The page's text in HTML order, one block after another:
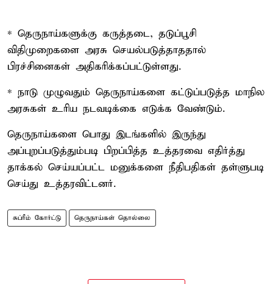
* தெருநாய்களுக்கு கருத்தடை, தடுப்பூசி
விதிமுறைகளை அரசு செயல்படுத்தாததால்
பிரச்சினைகள் அதிகரிக்கப்பட்டுள்ளது.
* நாடு முழுவதும் தெருநாய்களை கட்டுப்படுத்த மாநில
அரசுகள் உரிய நடவடிக்கை எடுக்க வேண்டும்.
தெருநாய்களை பொது இடங்களில் இருந்து
அப்புறப்படுத்தும்படி பிறப்பித்த உத்தரவை எதிர்த்து
தாக்கல் செய்யப்பட்ட மனுக்களை நீதிபதிகள் தள்ளுபடி
செய்து உத்தரவிட்டனர்.
சுப்ரீம் கோர்ட்டு தெருநாய்கள் தொல்லை